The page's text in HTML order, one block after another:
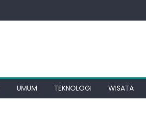
UMUM TEKNOLOGI WISATA